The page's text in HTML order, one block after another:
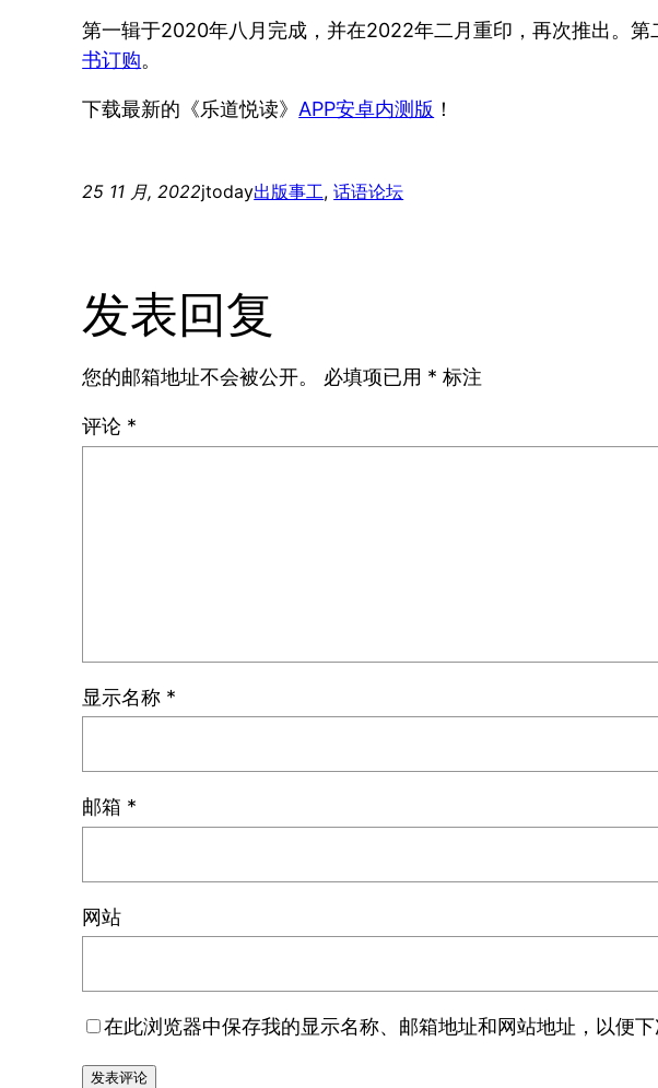
第一辑于2020年八月完成，并在2022年二月重印，再次推出。
书订购。
下载最新的《乐道悦读》APP安卓内测版 ！
25 11 月, 2022jtoday出版事工, 话语论坛
发表回复
您的邮箱地址不会被公开。 必填项已用 * 标注
评论 *
显示名称 *
邮箱 *
网站
在此浏览器中保存我的显示名称、邮箱地址和网站地址，以便下